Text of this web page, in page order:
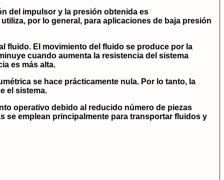
del impulsor y la presión obtenida es
por lo general, para aplicaciones de baja presión
fluido. El movimiento del fluido se produce por la
cuando aumenta la resistencia del sistema
es más alta.
se hace prácticamente nula. Por lo tanto, la
el sistema.
operativo debido al reducido número de piezas
se emplean principalmente para transportar fluidos y